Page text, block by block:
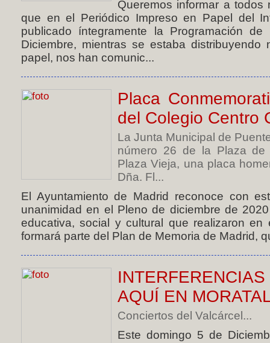
Queremos informar a todos
que en el Periódico Impreso en Papel del
publicado íntegramente la Programación
Diciembre, mientras se estaba distribuyendo
papel, nos han comunic...
Placa
del Colegio Centro
La Junta Municipal de
número 26 de la Plaza de
Plaza Vieja, una placa
Dña. Fl...
El Ayuntamiento de Madrid reconoce con
unanimidad en el Pleno de diciembre de
educativa, social y cultural que realizaron
formará parte del Plan de Memoria de Madrid,
AQUÍ EN
Conciertos del Valcárcel...
Este domingo 5 de